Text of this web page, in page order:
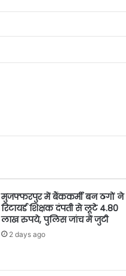
मुजफ्फरपुर में बैंककर्मी बन ठगों ने
रिटायर्ड शिक्षक दंपती से लूटे 4.80
लाख रुपये, पुलिस जांच में जुटी
2 days ago